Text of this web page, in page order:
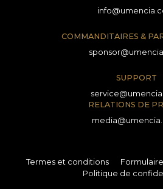
COMMANDITAIRES &
SUPPORT
RELATIONS DE
Termes et conditions
Politique de